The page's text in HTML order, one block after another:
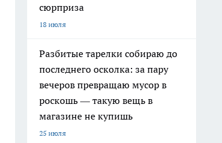
сюрприза
18 июля
Разбитые тарелки собираю до
последнего осколка: за пару
вечеров превращаю мусор в
роскошь — такую вещь в
магазине не купишь
25 июля